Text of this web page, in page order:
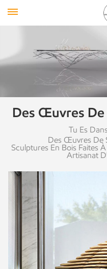
Des Œuvres De
Tu Es
Des Œuvres De
Sculptures En Bois Faites
Artisanat